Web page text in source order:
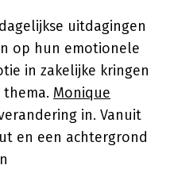
uitdagingen
op hun emotionele
in zakelijke kringen
Monique
in. Vanuit
en een achtergrond